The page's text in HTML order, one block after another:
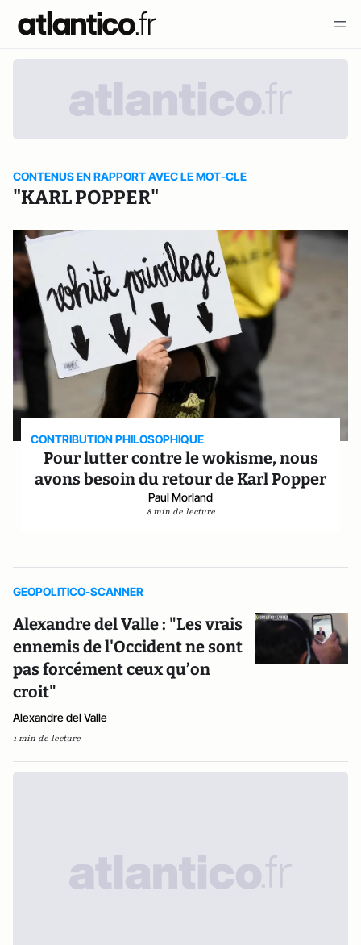
CONTENUS EN RAPPORT AVEC LE MOT-CLE
"KARL POPPER"
CONTRIBUTION PHILOSOPHIQUE
Pour lutter contre le wokisme, nous
avons besoin du retour de Karl Popper
Paul Morland
8 min de lecture
GEOPOLITICO-SCANNER
Alexandre del Valle : "Les vrais
ennemis de l'Occident ne sont
pas forcément ceux qu’on
croit"
Alexandre del Valle
1 min de lecture